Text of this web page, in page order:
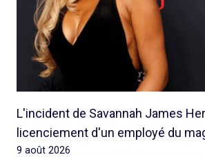
L'incident de Savannah James
licenciement d'un employé du
9 août 2026